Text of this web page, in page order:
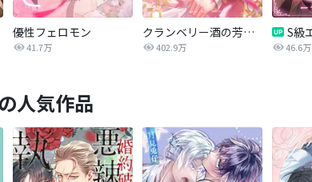
優性フェロモン
41.7万
クランベリー酒の芳りに惑わされる御曹司はオメガに突く
402.9万 46.6万
人気作品